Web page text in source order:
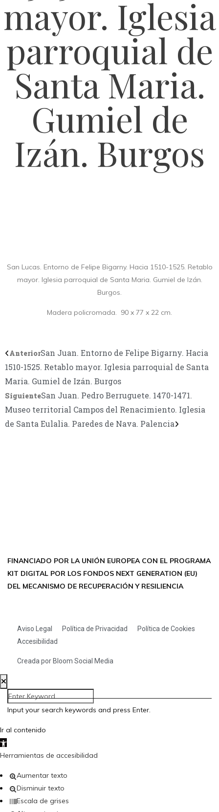
mayor. Iglesia
parroquial de
Santa Maria.
Gumiel de
Izán. Burgos
San Lucas. Entorno de Felipe Bigarny. Hacia 1510-1525. Retablo
mayor. Iglesia parroquial de Santa Maria. Gumiel de Izán.
Burgos.
Madera policromada. 90 x 77 x 22 cm.
AnteriorSan Juan. Entorno de Felipe Bigarny. Hacia
1510-1525. Retablo mayor. Iglesia parroquial de Santa
Maria. Gumiel de Izán. Burgos
SiguienteSan Juan. Pedro Berruguete. 1470-1471.
Museo territorial Campos del Renacimiento. Iglesia
de Santa Eulalia. Paredes de Nava. Palencia
FINANCIADO POR LA UNIÓN EUROPEA CON EL PROGRAMA
KIT DIGITAL POR LOS FONDOS NEXT GENERATION (EU)
DEL MECANISMO DE RECUPERACIÓN Y RESILIENCIA
Creada por Bloom Social Media
Aviso Legal Política de Privacidad
Política de Cookies
Accesibilidad
Input your search keywords and press Enter.
Ir al contenido
Abrir barra de herramientas
Herramientas de accesibilidad
Aumentar texto
Disminuir texto
Escala de grises